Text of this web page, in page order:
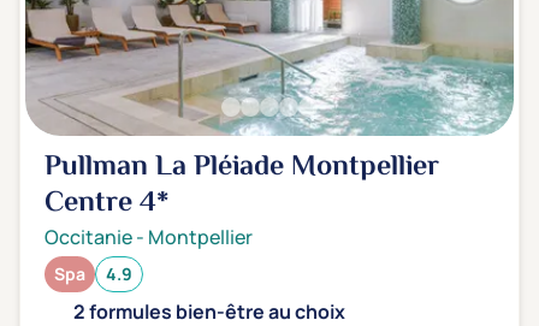
Thalasso Thermal Spa Spa
Thématiques bien-être
Accès à l'espace bien-être
Massage, détente, Rituel du monde
Remise en forme
Pullman La Pléiade Montpellier
Centre4*
Occitanie- Montpellier
Spa 4.9
2 formules bien-être au choix